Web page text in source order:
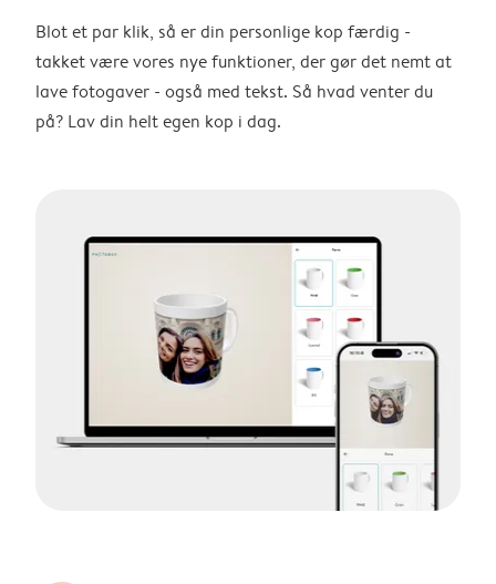
Blot et par klik, så er din personlige kop færdig -
takket være vores nye funktioner, der gør det nemt at
lave fotogaver - også med tekst. Så hvad venter du
på? Lav din helt egen kop i dag.